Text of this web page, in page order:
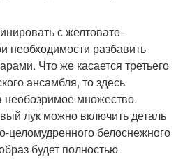
с желтовато-
разбавить
Что же касается третьего
ансамбля, то здесь
множество.
лук можно включить деталь
белоснежного
будет полностью